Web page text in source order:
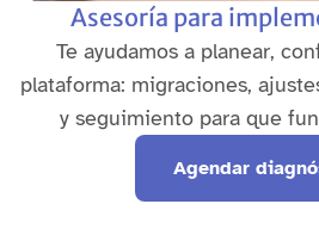
Asesoría para
Te ayudamos a planear,
plataforma: migraciones,
y seguimiento para que
Agendar